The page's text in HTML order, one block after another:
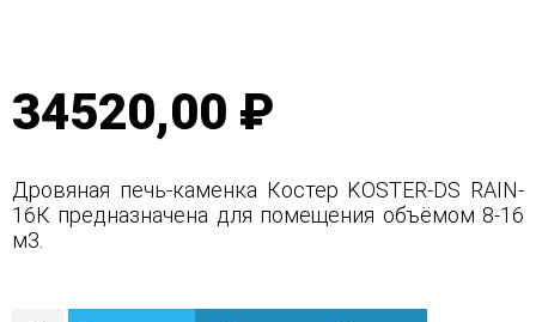
34520,00 ₽
Дровяная печь-каменка Костер KOSTER-DS RAIN-
16К предназначена для помещения объёмом 8-16
м3.